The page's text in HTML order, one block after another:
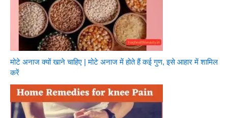
मोटे अनाज क्यों खाने चाहिए | मोटे अनाज में होते हैं कई गुण, इसे आहार में शामिल
करें